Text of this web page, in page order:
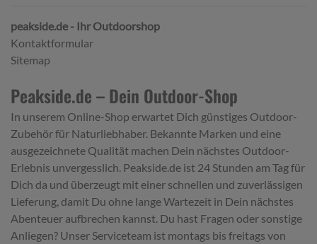
peakside.de - Ihr Outdoorshop
Kontaktformular
Sitemap
Peakside.de – Dein Outdoor-Shop
In unserem Online-Shop erwartet Dich günstiges Outdoor-
Zubehör für Naturliebhaber. Bekannte Marken und eine
ausgezeichnete Qualität machen Dein nächstes Outdoor-
Erlebnis unvergesslich. Peakside.de ist 24 Stunden am Tag für
Dich da und überzeugt mit einer schnellen und zuverlässigen
Lieferung, damit Du ohne lange Wartezeit in Dein nächstes
Abenteuer aufbrechen kannst. Du hast Fragen oder sonstige
Anliegen? Unser Serviceteam ist montags bis freitags von